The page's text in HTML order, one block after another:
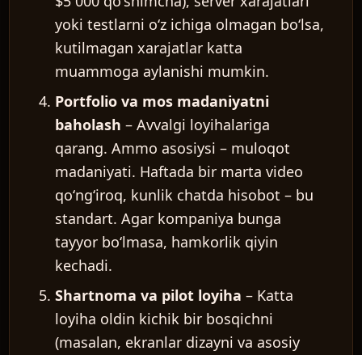
yoki testlarni oʻz ichiga olmagan boʻlsa,
kutilmagan xarajatlar katta
muammoga aylanishi mumkin.
Portfolio va mos madaniyatni
baholash – Avvalgi loyihalariga
qarang. Ammo asosiysi – muloqot
madaniyati. Haftada bir marta video
qoʻngʻiroq, kunlik chatda hisobot – bu
standart. Agar kompaniya bunga
tayyor boʻlmasa, hamkorlik qiyin
kechadi.
Shartnoma va pilot loyiha – Katta
loyiha oldin kichik bir bosqichni
(masalan, ekranlar dizayni va asosiy